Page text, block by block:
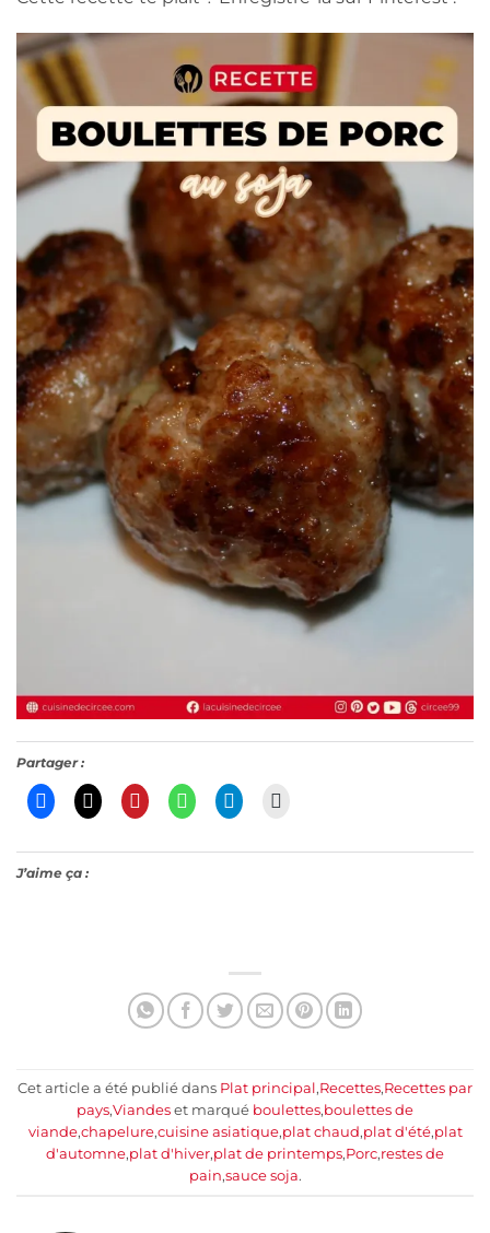
Partager :
J’aime ça :
Cet article a été publié dans Plat principal,Recettes,Recettes par
pays,Viandes et marqué boulettes,boulettes de
viande,chapelure,cuisine asiatique,plat chaud,plat d'été,plat
d'automne,plat d'hiver,plat de printemps,Porc,restes de
pain,sauce soja.